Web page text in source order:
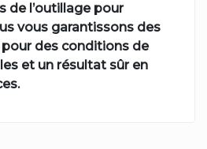
de l’outillage pour
vous garantissons des
des conditions de
et un résultat sûr en